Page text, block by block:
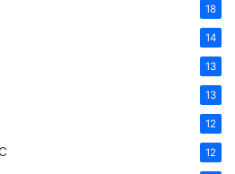
18
14
13
13
12
12